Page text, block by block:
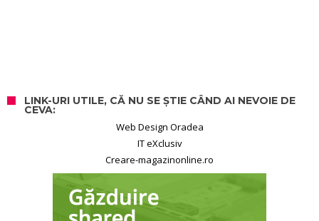
LINK-URI UTILE, CĂ NU SE ȘTIE CÂND AI NEVOIE DE
CEVA:
Web Design Oradea
IT eXclusiv
Creare-magazinonline.ro